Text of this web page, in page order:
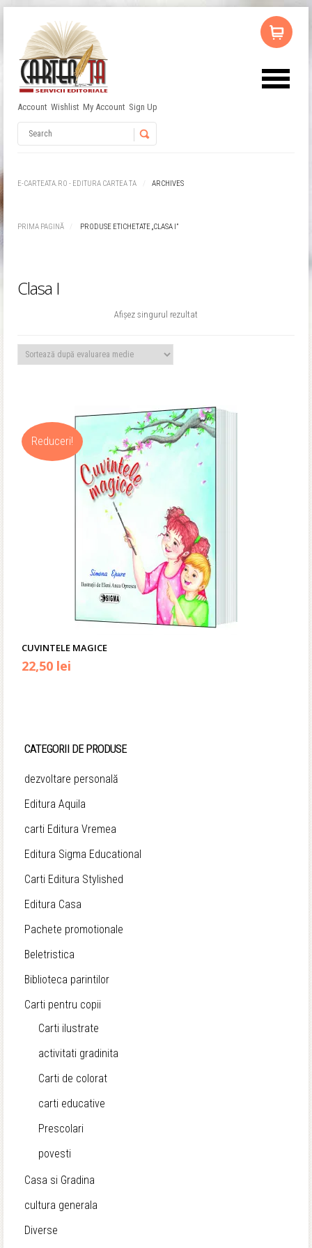
Account Wishlist My Account Sign Up
E-CARTEATA.RO - EDITURA CARTEA TA ARCHIVES
PRIMA PAGINĂ PRODUSE ETICHETATE „CLASA I”
Clasa I
Afișez singurul rezultat
Reduceri!
CUVINTELE MAGICE
Prețul
fost:
22,50 lei
22,50 lei.
CATEGORII DE PRODUSE
dezvoltare personală
Editura Aquila
carti Editura Vremea
Editura Sigma Educational
Carti Editura Stylished
Editura Casa
Pachete promotionale
Beletristica
Biblioteca parintilor
Carti pentru copii
Carti ilustrate
activitati gradinita
Carti de colorat
carti educative
Prescolari
povesti
Casa si Gradina
cultura generala
Diverse
Nu ai niciun produs în coș.